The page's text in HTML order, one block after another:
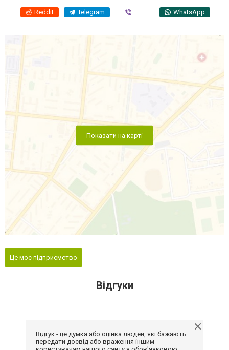
Reddit Telegram WhatsApp
Показати на карті
Це моє підприємство
Відгуки
Відгук - це думка або оцінка людей, які бажають
передати досвід або враження іншим